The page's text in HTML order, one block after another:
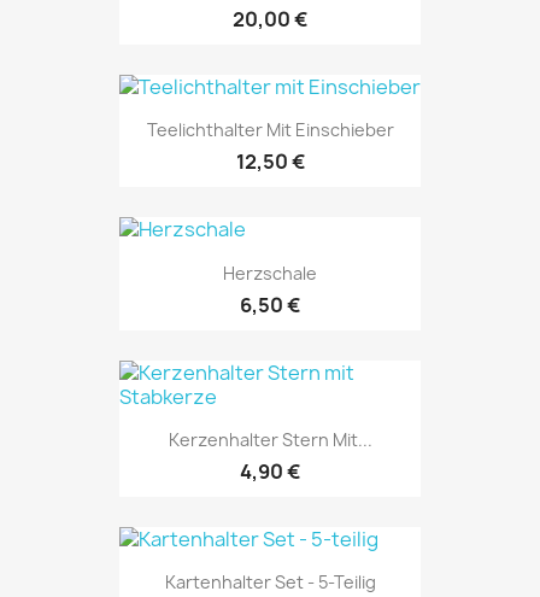
20,00 €
Teelichthalter Mit Einschieber
12,50 €
Herzschale
6,50 €
Kerzenhalter Stern Mit...
4,90 €
Kartenhalter Set - 5-Teilig